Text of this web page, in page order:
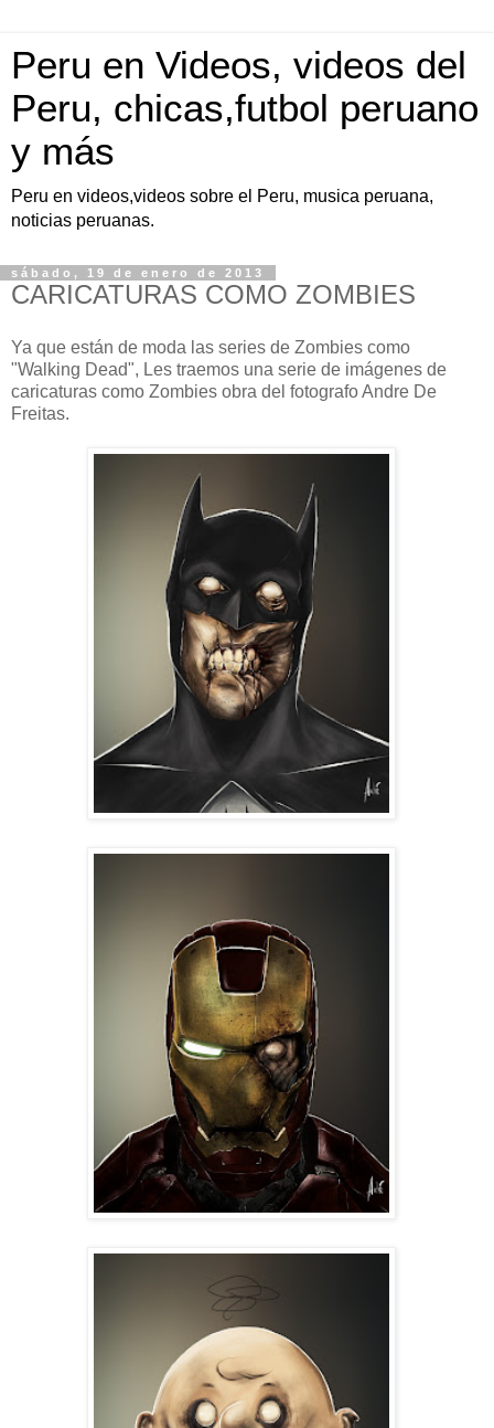
Peru en Videos, videos del
Peru, chicas,futbol peruano
y más
Peru en videos,videos sobre el Peru, musica peruana,
noticias peruanas.
sábado, 19 de enero de 2013
CARICATURAS COMO ZOMBIES
Ya que están de moda las series de Zombies como
"Walking Dead", Les traemos una serie de imágenes de
caricaturas como Zombies obra del fotografo Andre De
Freitas.